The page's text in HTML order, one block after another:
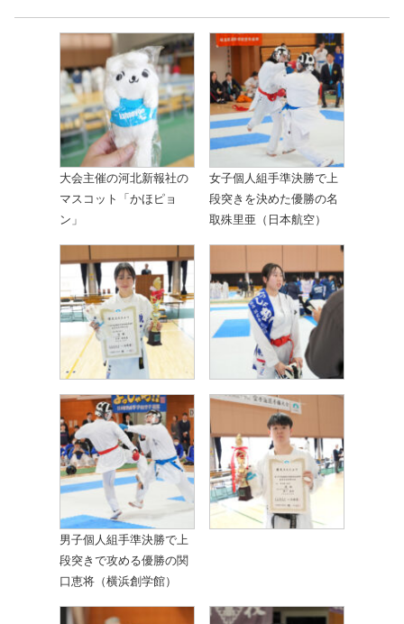
大会主催の河北新報社の
マスコット「かほピョ
ン」
女子個人組手準決勝で上
段突きを決めた優勝の名
取殊里亜（日本航空）
男子個人組手準決勝で上
段突きで攻める優勝の関
口恵将（横浜創学館）